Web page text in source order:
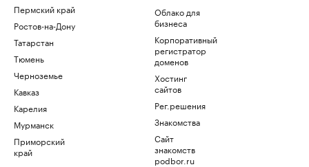
Пермский край
Ростов-на-Дону
Татарстан
Тюмень
Черноземье
Кавказ
Карелия
Мурманск
Приморский
край
Облако для
бизнеса
Корпоративный
регистратор
доменов
Хостинг
сайтов
Рег.решения
Знакомства
Сайт
знакомств
podbor.ru